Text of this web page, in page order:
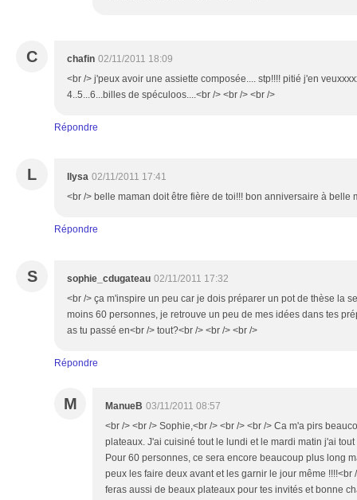
C chafin 02/11/2011 18:09
<br /> j'peux avoir une assiette composée.... stp!!!! pitié j'en
4..5...6...billes de spéculoos....<br /> <br /> <br />
Répondre
L llysa 02/11/2011 17:41
<br /> belle maman doit être fière de toi!!! bon anniversaire à belle
Répondre
S sophie_cdugateau 02/11/2011 17:32
<br /> ça m'inspire un peu car je dois préparer un pot de thèse la
moins 60 personnes, je retrouve un peu de mes idées dans tes
as tu passé en<br /> tout?<br /> <br /> <br />
Répondre
M ManueB 03/11/2011 08:57
<br /> <br /> Sophie,<br /> <br /> <br /> Ca m'a pirs
plateaux. J'ai cuisiné tout le lundi et le mardi matin j'ai
Pour 60 personnes, ce sera encore beaucoup plus long
peux les faire deux avant et les garnir le jour même !!!!<br
feras aussi de beaux plateaux pour tes invités et bonne